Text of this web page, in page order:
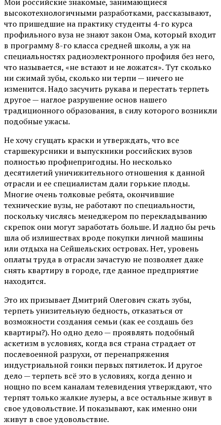
высокотехнологичными разработками, рассказывают,
что пришедшие на практику студенты 4-го курса
профильного вуза не знают закон Ома, который входит
в программу 8-го класса средней школы, а уж на
специальностях радиоэлектронного профиля без него,
что называется, «не встают и не ложатся». Тут сколько
ни сжимай зубы, сколько ни терпи — ничего не
изменится. Надо засучить рукава и перестать терпеть
другое — наглое разрушение основ нашего
традиционного образования, в силу которого возникли
подобные ужасы.
Не хочу сгущать краски и утверждать, что все
старшекурсники и выпускники российских вузов
полностью профнепригодны. Но несколько
десятилетий уничижительного отношения к данной
отрасли и ее специалистам дали горькие плоды.
Многие очень толковые ребята, окончившие
технические вузы, не работают по специальности,
поскольку числясь менеджером по перекладыванию
скрепок они могут заработать больше. И ладно бы речь
шла об излишествах вроде покупки личной машины
или отдыха на Сейшельских островах. Нет, уровень
оплаты труда в отрасли зачастую не позволяет даже
снять квартиру в городе, где данное предприятие
находится.
Это их призывает Дмитрий Олегович сжать зубы,
терпеть унизительную бедность, отказаться от
возможности создания семьи (как ее создашь без
квартиры?). Но одно дело — проявлять подобный
аскетизм в условиях, когда вся страна страдает от
послевоенной разрухи, от перенапряжения
индустриальной гонки первых пятилеток. И другое
дело — терпеть всё это в условиях, когда денно и
нощно по всем каналам телевидения утверждают, что
терпят только жалкие лузеры, а все остальные живут в
свое удовольствие. И показывают, как именно они
живут в свое удовольствие.